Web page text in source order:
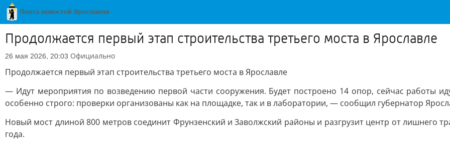
Продолжается первый этап строительства третьего моста в Ярославле
26 мая 2026, 20:03 Официально
Продолжается первый этап строительства третьего моста в Ярославле
— Идут мероприятия по возведению первой части сооружения. Будет построено 14 опор, сейчас работы
особенно строго: проверки организованы как на площадке, так и в лаборатории, — сообщил губернатор
Новый мост длиной 800 метров соединит Фрунзенский и Заволжский районы и разгрузит центр от лишнего
года.